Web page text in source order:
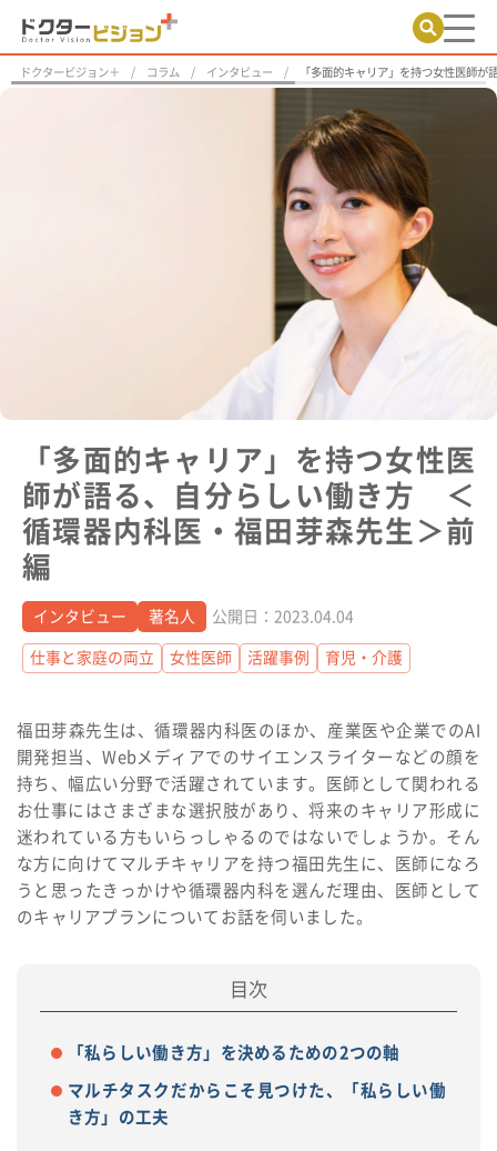
ドクタービジョン＋ コラム インタビュー 「多面的キャリア」を持つ女性医師
「多面的キャリア」を持つ女性医
師が語る、自分らしい働き方 ＜
循環器内科医・福田芽森先生＞前
編
インタビュー 著名人 公開日：2023.04.04
仕事と家庭の両立 女性医師 活躍事例 育児・介護
福田芽森先生は、循環器内科医のほか、産業医や企業でのAI
開発担当、Webメディアでのサイエンスライターなどの顔を
持ち、幅広い分野で活躍されています。医師として関われる
お仕事にはさまざまな選択肢があり、将来のキャリア形成に
迷われている方もいらっしゃるのではないでしょうか。そん
な方に向けてマルチキャリアを持つ福田先生に、医師になろ
うと思ったきっかけや循環器内科を選んだ理由、医師として
のキャリアプランについてお話を伺いました。
「私らしい働き方」を決めるための2つの軸
マルチタスクだからこそ見つけた、「私らしい働
き方」の工夫